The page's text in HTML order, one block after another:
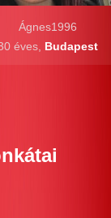
Ágnes1996
éves, Budapest